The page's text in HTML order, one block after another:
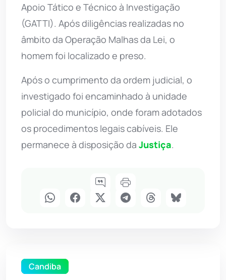
Apoio Tático e Técnico à Investigação
(GATTI). Após diligências realizadas no
âmbito da Operação Malhas da Lei, o
homem foi localizado e preso.
Após o cumprimento da ordem judicial, o
investigado foi encaminhado à unidade
policial do município, onde foram adotados
os procedimentos legais cabíveis. Ele
permanece à disposição da Justiça.
Candiba